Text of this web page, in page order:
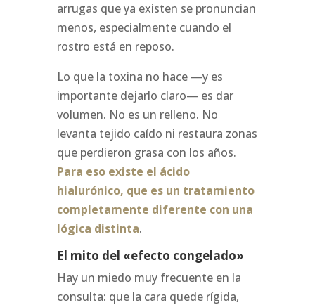
arrugas que ya existen se pronuncian
menos, especialmente cuando el
rostro está en reposo.
Lo que la toxina no hace —y es
importante dejarlo claro— es dar
volumen. No es un relleno. No
levanta tejido caído ni restaura zonas
que perdieron grasa con los años.
Para eso existe el ácido
hialurónico, que es un tratamiento
completamente diferente con una
lógica distinta.
El mito del «efecto congelado»
Hay un miedo muy frecuente en la
consulta: que la cara quede rígida,